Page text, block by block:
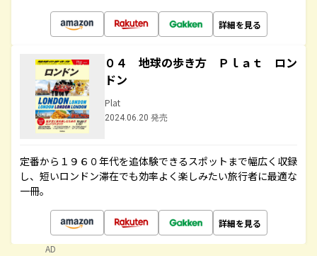
詳細を見る
０４ 地球の歩き方 Ｐｌａｔ ロン
ドン
Plat
2024.06.20 発売
定番から１９６０年代を追体験できるスポットまで幅広く収録
し、短いロンドン滞在でも効率よく楽しみたい旅行者に最適な
一冊。
詳細を見る
AD